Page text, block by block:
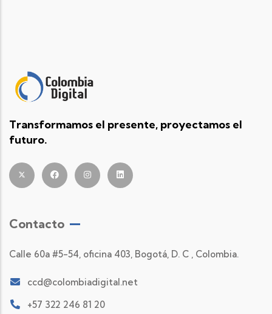
Transformamos el presente, proyectamos el
futuro.
Contacto
Calle 60a #5-54, oficina 403, Bogotá, D. C , Colombia.
ccd@colombiadigital.net
+57 322 246 81 20